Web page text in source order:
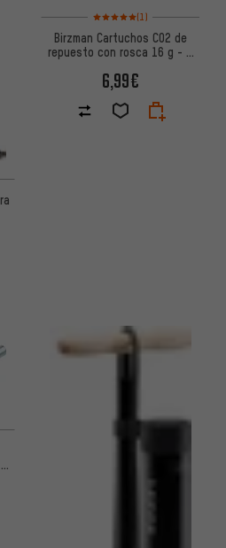
Valoración media: 5 de 5
(1)
Birzman Cartuchos CO2 de
repuesto con rosca 16 g - 3
6,99€